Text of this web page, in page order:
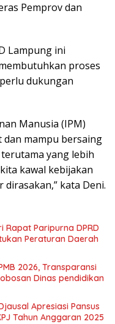
Pemprov dan
Lampung ini
proses
dukungan
Manusia (IPM)
mampu bersaing
yang lebih
kawal kebijakan
kata Deni.
Paripurna DPRD
Peraturan Daerah
2026, Transparansi
Dinas pendidikan
Apresiasi Pansus
Tahun Anggaran 2025